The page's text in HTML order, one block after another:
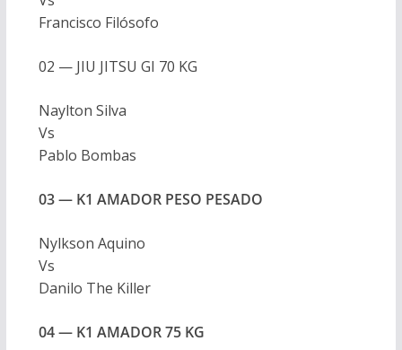
Francisco Filósofo
02 — JIU JITSU GI 70 KG
Naylton Silva
Vs
Pablo Bombas
03 — K1 AMADOR PESO PESADO
Nylkson Aquino
Vs
Danilo The Killer
04 — K1 AMADOR 75 KG